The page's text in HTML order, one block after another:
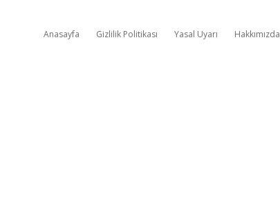
Anasayfa Gizlilik Politikası Yasal Uyarı Hakkımızda